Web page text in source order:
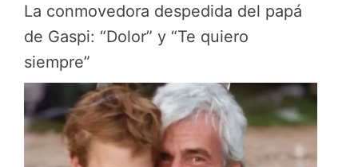
La conmovedora despedida del papá
de Gaspi: “Dolor” y “Te quiero
siempre”